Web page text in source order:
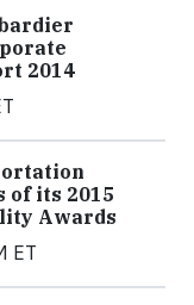
2014
of its 2015
Awards
ET